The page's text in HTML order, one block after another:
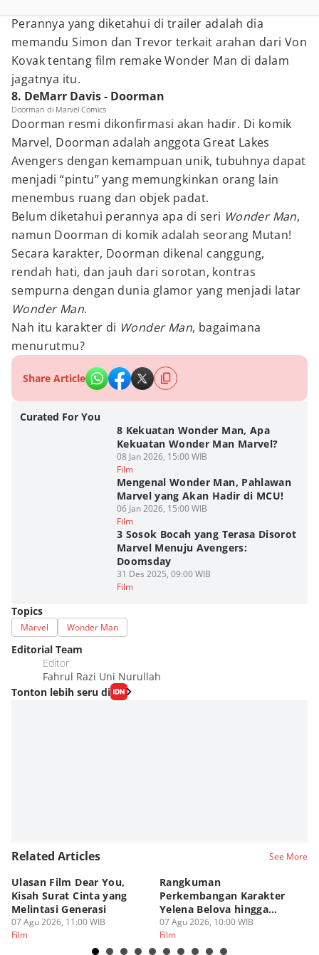
Perannya yang diketahui di trailer adalah dia
memandu Simon dan Trevor terkait arahan dari Von
Kovak tentang film remake Wonder Man di dalam
jagatnya itu.
8. DeMarr Davis - Doorman
Doorman di Marvel Comics
Doorman resmi dikonfirmasi akan hadir. Di komik
Marvel, Doorman adalah anggota Great Lakes
Avengers dengan kemampuan unik, tubuhnya dapat
menjadi “pintu” yang memungkinkan orang lain
menembus ruang dan objek padat.
Belum diketahui perannya apa di seri Wonder Man,
namun Doorman di komik adalah seorang Mutan!
Secara karakter, Doorman dikenal canggung,
rendah hati, dan jauh dari sorotan, kontras
sempurna dengan dunia glamor yang menjadi latar
Wonder Man.
Nah itu karakter di Wonder Man, bagaimana
menurutmu?
Share Article
Curated For You
8 Kekuatan Wonder Man, Apa
Kekuatan Wonder Man Marvel?
08 Jan 2026, 15:00 WIB
Film
Mengenal Wonder Man, Pahlawan
Marvel yang Akan Hadir di MCU!
06 Jan 2026, 15:00 WIB
Film
3 Sosok Bocah yang Terasa Disorot
Marvel Menuju Avengers:
Doomsday
31 Des 2025, 09:00 WIB
Film
Topics
Marvel Wonder Man
Editorial Team
Editor
Fahrul Razi Uni Nurullah
Tonton lebih seru di
Related Articles See More
Ulasan Film Dear You,
Kisah Surat Cinta yang
Melintasi Generasi
07 Agu 2026, 11:00 WIB
Film
Rangkuman
Perkembangan Karakter
Yelena Belova hingga
Spider-Man BND
07 Agu 2026, 10:00 WIB
Film